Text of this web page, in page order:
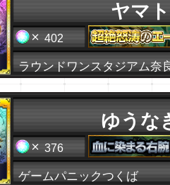
ヤマト
402
ラウンドワンスタジアム奈
ゆうな
376
ゲームパニックつくば